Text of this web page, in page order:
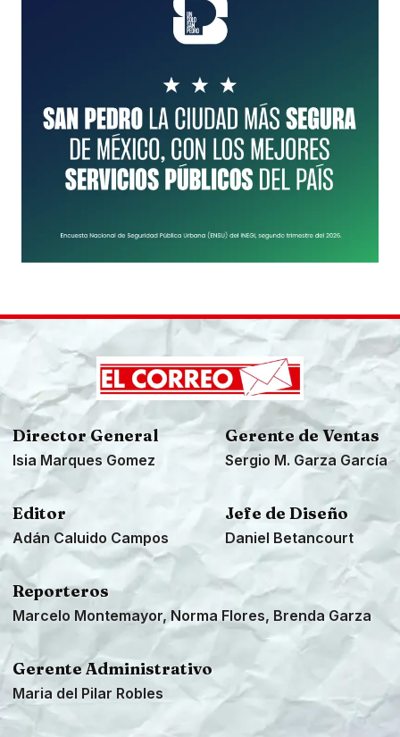
Director General
Isia Marques Gomez
Gerente de Ventas
Sergio M. Garza García
Editor
Adán Caluido Campos
Jefe de Diseño
Daniel Betancourt
Reporteros
Marcelo Montemayor, Norma Flores, Brenda Garza
Gerente Administrativo
Maria del Pilar Robles